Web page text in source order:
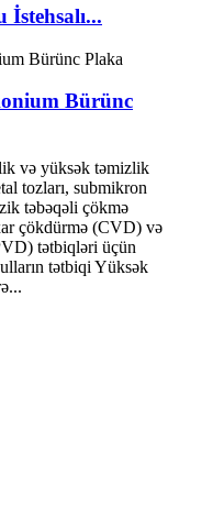
Bürünc
və yüksək təmizlik
tozları, submikron
təbəqəli çökmə
çökdürmə (CVD) və
tətbiqləri üçün
tətbiqi Yüksək